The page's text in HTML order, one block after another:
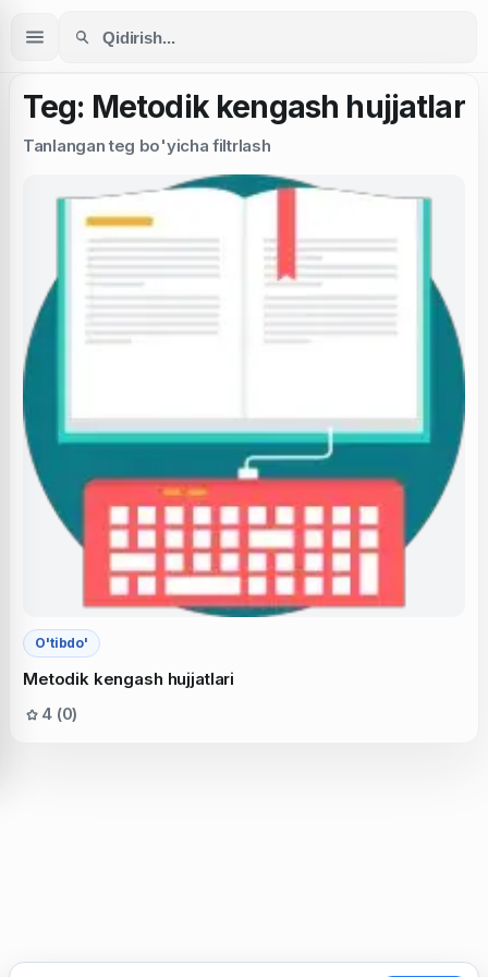
Teg: Metodik kengash hujjatlar
Tanlangan teg bo'yicha filtrlash
O'tibdo'
Metodik kengash hujjatlari
4 (0)